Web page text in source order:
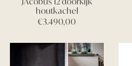
houtkachel
€3.490,00